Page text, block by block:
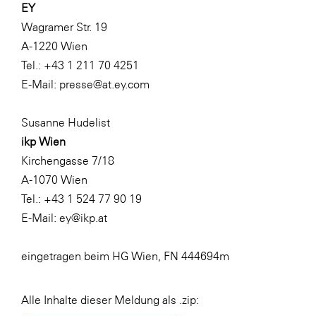
EY
Wagramer Str. 19
A-1220 Wien
Tel.: +43 1 211 70 4251
E-Mail: presse@at.ey.com
Susanne Hudelist
ikp Wien
Kirchengasse 7/18
A-1070 Wien
Tel.: +43 1 524 77 90 19
E-Mail: ey@ikp.at
eingetragen beim HG Wien, FN 444694m
Alle Inhalte dieser Meldung als .zip: